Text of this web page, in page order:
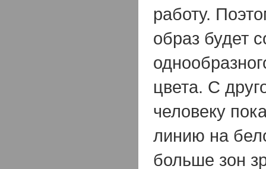
работу.
образ будет
цвета. С
человеку
линию на
больше зон